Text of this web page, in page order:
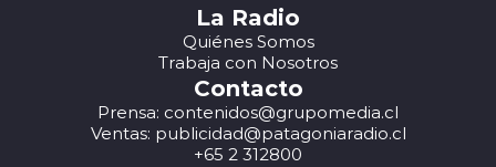
La Radio
Quiénes Somos
Trabaja con Nosotros
Contacto
Prensa: contenidos@grupomedia.cl
Ventas: publicidad@patagoniaradio.cl
+65 2 312800